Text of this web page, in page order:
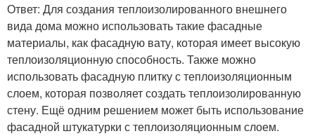
Ответ: Для создания теплоизолированного внешнего
вида дома можно использовать такие фасадные
материалы, как фасадную вату, которая имеет высокую
теплоизоляционную способность. Также можно
использовать фасадную плитку с теплоизоляционным
слоем, которая позволяет создать теплоизолированную
стену. Ещё одним решением может быть использование
фасадной штукатурки с теплоизоляционным слоем.